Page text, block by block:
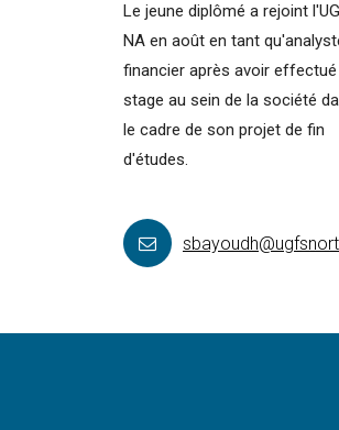
Le jeune diplômé a rejoint
NA en août en tant
financier après avoir effectué
stage au sein de la société
le cadre de son projet de fin
d'études.